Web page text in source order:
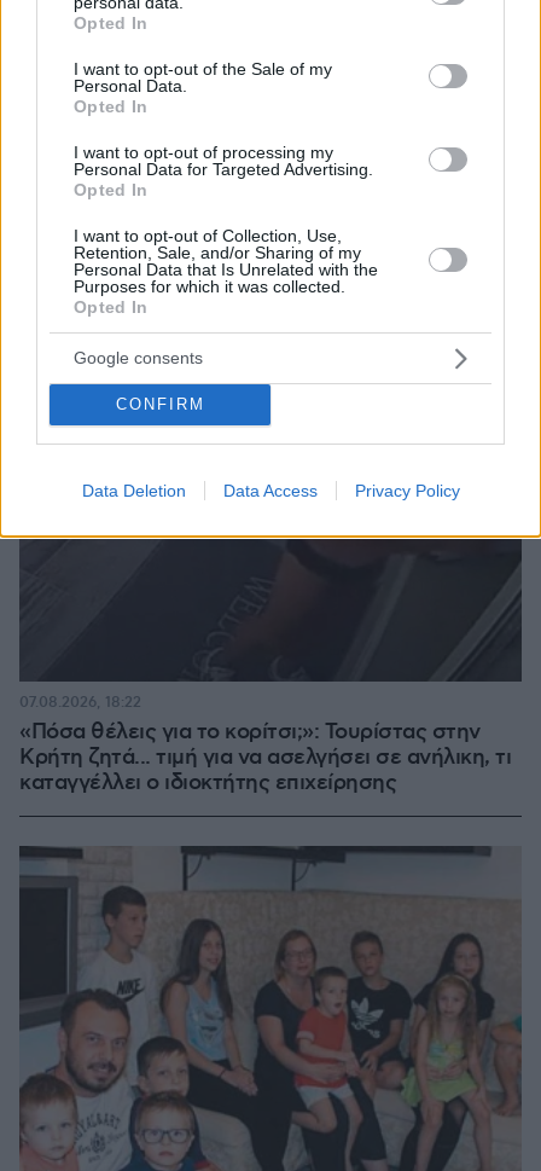
grant or deny consent to Google and its third-party tags to
use your data for below specified purposes in below Google
consent section.
Opted In
I want to opt-out of the Sale of my
Personal Data.
Opted In
I want to opt-out of processing my
Personal Data for Targeted Advertising.
Opted In
I want to opt-out of Collection, Use,
Retention, Sale, and/or Sharing of my
Personal Data that Is Unrelated with the
Purposes for which it was collected.
Opted In
Google consents
CONFIRM
Data Deletion Data Access Privacy Policy
ΔΕΙΤΕ ΟΛΕΣ ΤΙΣ ΕΙΔΗΣΕΙΣ
ΤΑ ΠΙΟ ΔΗΜΟΦΙΛΗ
«Πόσα θέλεις για το κορίτσι;»: Τουρίστας στην
Κρήτη ζητά... τιμή για να ασελγήσει σε ανήλικη, τι
καταγγέλλει ο ιδιοκτήτης επιχείρησης
07.08.2026, 18:22